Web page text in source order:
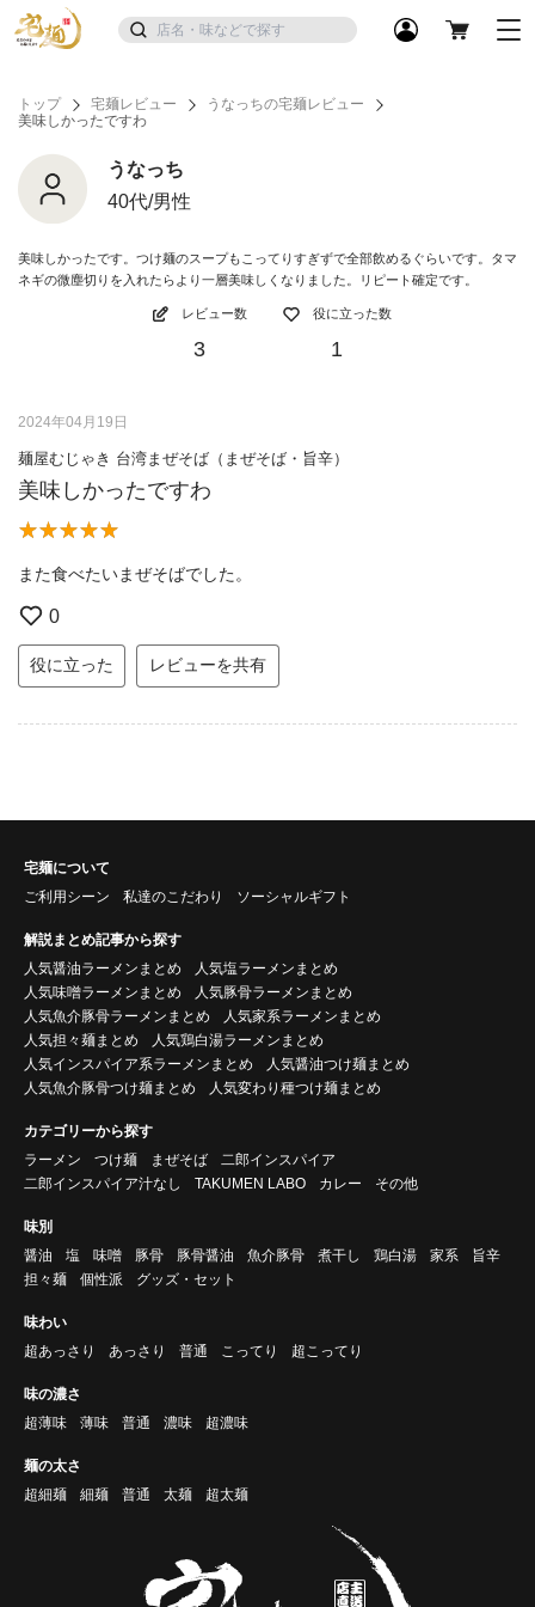
トップ 宅麺レビュー
うなっちの宅麺レビュー
美味しかったですわ
うなっち
40代/男性
美味しかったです。つけ麺のスープもこってりすぎずで全部飲めるぐらいです。タマ
ネギの微塵切りを入れたらより一層美味しくなりました。リピート確定です。
レビュー数
3
役に立った数
1
2024年04月19日
麺屋むじゃき 台湾まぜそば（まぜそば・旨辛）
美味しかったですわ
また食べたいまぜそばでした。
0
役に立った レビューを共有
宅麺について
ご利用シーン
私達のこだわり ソーシャルギフト
解説まとめ記事から探す
人気醤油ラーメンまとめ
人気塩ラーメンまとめ
人気味噌ラーメンまとめ
人気豚骨ラーメンまとめ
人気魚介豚骨ラーメンまとめ
人気家系ラーメンまとめ
人気担々麺まとめ
人気鶏白湯ラーメンまとめ
人気インスパイア系ラーメンまとめ
人気醤油つけ麺まとめ
人気魚介豚骨つけ麺まとめ
人気変わり種つけ麺まとめ
カテゴリーから探す
ラーメン
つけ麺 まぜそば
二郎インスパイア
二郎インスパイア汁なし
TAKUMEN LABO カレー その他
味別
醤油
塩 味噌 豚骨 豚骨醤油 魚介豚骨 煮干し 鶏白湯 家系
旨辛
担々麺
個性派 グッズ・セット
味わい
超あっさり
あっさり 普通 こってり 超こってり
味の濃さ
超薄味
薄味 普通 濃味 超濃味
麺の太さ
超細麺
細麺 普通 太麺 超太麺